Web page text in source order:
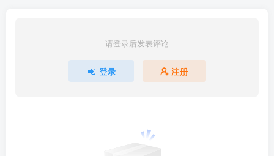
请登录后发表评论
登录 注册